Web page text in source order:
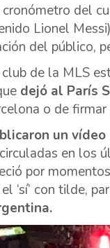
del
Lionel
del público,
de la MLS
dejó al París
o de
un
en los
por
‘sí’ con tilde,